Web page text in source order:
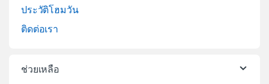
ประวัติโฮมวัน
ติดต่อเรา
ช่วยเหลือ